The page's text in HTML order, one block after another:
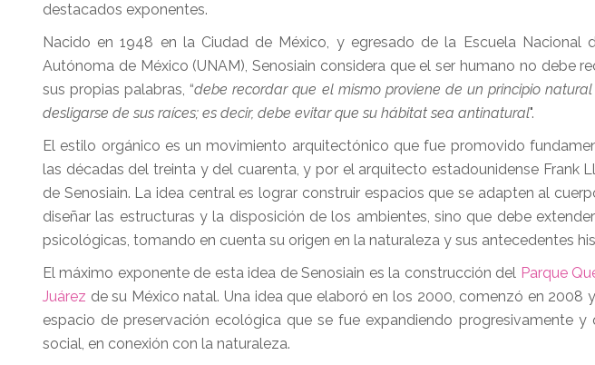
destacados exponentes.
Nacido en 1948 en la Ciudad de México, y egresado de la Escuela Nacional
Autónoma de México (UNAM), Senosiain considera que el ser humano no debe
sus propias palabras, “debe recordar que el mismo proviene de un principio
desligarse de sus raíces; es decir, debe evitar que su hábitat sea antinatural".
El estilo orgánico es un movimiento arquitectónico que fue promovido
las décadas del treinta y del cuarenta, y por el arquitecto estadounidense Frank
de Senosiain. La idea central es lograr construir espacios que se adapten al
diseñar las estructuras y la disposición de los ambientes, sino que debe
psicológicas, tomando en cuenta su origen en la naturaleza y sus antecedentes
El máximo exponente de esta idea de Senosiain es la construcción del Parque
Juárez de su México natal. Una idea que elaboró en los 2000, comenzó en 2008
espacio de preservación ecológica que se fue expandiendo progresivamente
social, en conexión con la naturaleza.